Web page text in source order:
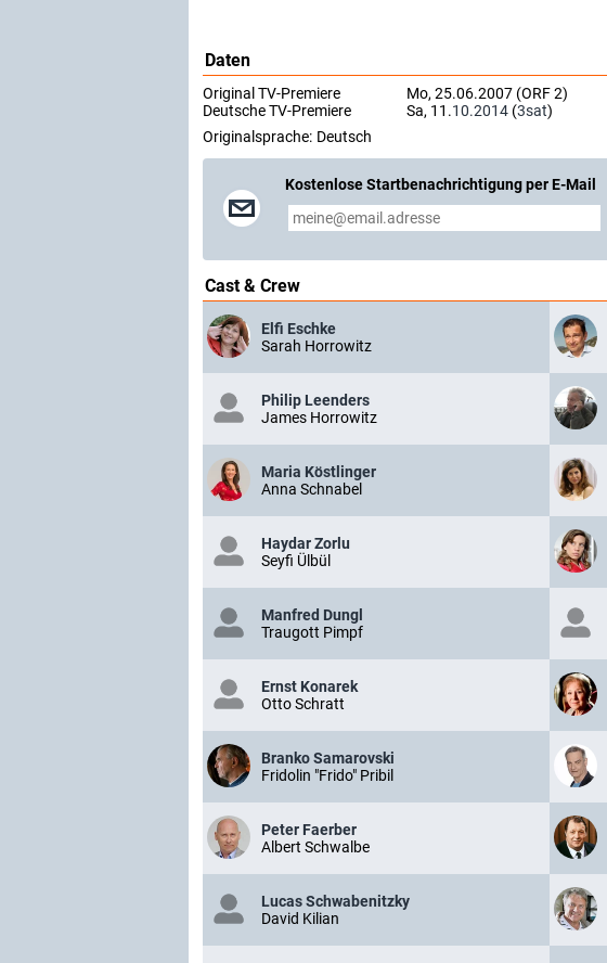
Daten
Original TV-Premiere
Mo, 25.06.2007 (ORF 2)
Deutsche TV-Premiere
Sa, 11.10.2014 (3sat)
Originalsprache: Deutsch
Kostenlose Startbenachrichtigung per E-Mail
Cast & Crew
Elfi Eschke
Sarah Horrowitz
Philip Leenders
James Horrowitz
Maria Köstlinger
Anna Schnabel
Haydar Zorlu
Seyfi Ülbül
Manfred Dungl
Traugott Pimpf
Ernst Konarek
Otto Schratt
Branko Samarovski
Fridolin "Frido" Pribil
Peter Faerber
Albert Schwalbe
Lucas Schwabenitzky
David Kilian